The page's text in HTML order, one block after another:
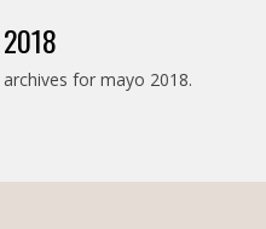
for mayo 2018.